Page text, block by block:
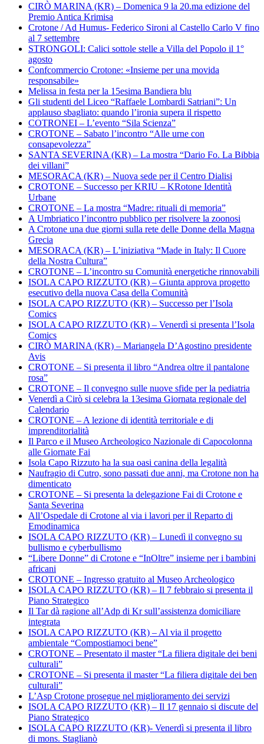
CIRÒ MARINA (KR) – Domenica 9 la 20.ma edizione del
Premio Antica Krimisa
Crotone / Ad Humus- Federico Sironi al Castello Carlo V fino
al 7 settembre
STRONGOLI: Calici sottole stelle a Villa del Popolo il 1°
agosto
Confcommercio Crotone: «Insieme per una movida
responsabile»
Melissa in festa per la 15esima Bandiera blu
Gli studenti del Liceo “Raffaele Lombardi Satriani”: Un
applauso sbagliato: quando l’ironia supera il rispetto
COTRONEI – L’evento “Sila Scienza”
CROTONE – Sabato l’incontro “Alle urne con
consapevolezza”
SANTA SEVERINA (KR) – La mostra “Dario Fo. La Bibbia
dei villani”
MESORACA (KR) – Nuova sede per il Centro Dialisi
CROTONE – Successo per KRIU – KRotone Identità
Urbane
CROTONE – La mostra “Madre: rituali di memoria”
A Umbriatico l’incontro pubblico per risolvere la zoonosi
A Crotone una due giorni sulla rete delle Donne della Magna
Grecia
MESORACA (KR) – L’iniziativa “Made in Italy: Il Cuore
della Nostra Cultura”
CROTONE – L’incontro su Comunità energetiche rinnovabili
ISOLA CAPO RIZZUTO (KR) – Giunta approva progetto
esecutivo della nuova Casa della Comunità
ISOLA CAPO RIZZUTO (KR) – Successo per l’Isola
Comics
ISOLA CAPO RIZZUTO (KR) – Venerdì si presenta l’Isola
Comics
CIRÒ MARINA (KR) – Mariangela D’Agostino presidente
Avis
CROTONE – Si presenta il libro “Andrea oltre il pantalone
rosa”
CROTONE – Il convegno sulle nuove sfide per la pediatria
Venerdì a Cirò si celebra la 13esima Giornata regionale del
Calendario
CROTONE – A lezione di identità territoriale e di
imprenditorialità
Il Parco e il Museo Archeologico Nazionale di Capocolonna
alle Giornate Fai
Isola Capo Rizzuto ha la sua oasi canina della legalità
Naufragio di Cutro, sono passati due anni, ma Crotone non ha
dimenticato
CROTONE – Si presenta la delegazione Fai di Crotone e
Santa Severina
All’Ospedale di Crotone al via i lavori per il Reparto di
Emodinamica
ISOLA CAPO RIZZUTO (KR) – Lunedì il convegno su
bullismo e cyberbullismo
“Libere Donne” di Crotone e “InOltre” insieme per i bambini
africani
CROTONE – Ingresso gratuito al Museo Archeologico
ISOLA CAPO RIZZUTO (KR) – Il 7 febbraio si presenta il
Piano Strategico
Il Tar dà ragione all’Adp di Kr sull’assistenza domiciliare
integrata
ISOLA CAPO RIZZUTO (KR) – Al via il progetto
ambientale “Compostiamoci bene”
CROTONE – Presentato il master “La filiera digitale dei beni
culturali”
CROTONE – Si presenta il master “La filiera digitale dei ben
culturali”
L’Asp Crotone prosegue nel miglioramento dei servizi
ISOLA CAPO RIZZUTO (KR) – Il 17 gennaio si discute del
Piano Strategico
ISOLA CAPO RIZZUTO (KR)- Venerdì si presenta il libro
di mons. Staglianò